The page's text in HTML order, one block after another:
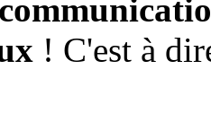
! C'est à